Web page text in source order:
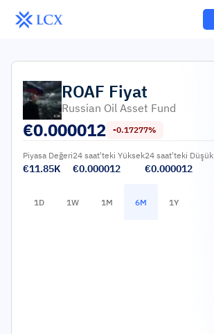
ROAF Fiyat
Russian Oil Asset Fund
€0.000012 -0.17277%
Piyasa Değeri
€11.85K
24 saat'teki Yüksek
€0.000012
24 saat'teki Düşük
€0.000012
1D 1W 1M 6M 1Y